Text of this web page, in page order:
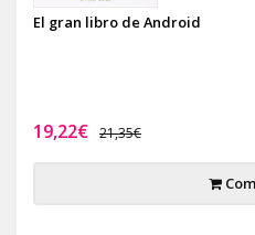
El gran libro de Android
19,22€ 21,35€